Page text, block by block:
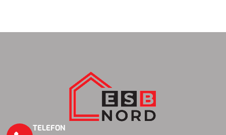
TELEFON